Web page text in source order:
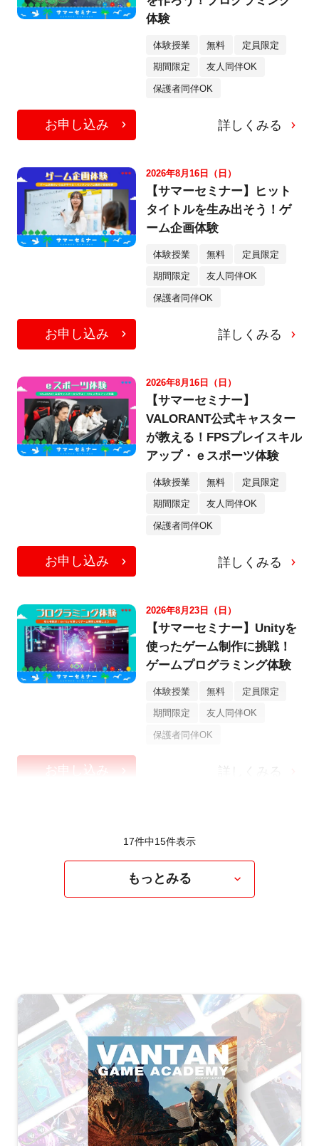
体験
体験授業 無料 定員限定
期間限定 友人同伴OK
保護者同伴OK
お申し込み 詳しくみる
2026年8月16日（日）
【サマーセミナー】ヒット
タイトルを生み出そう！ゲ
ーム企画体験
体験授業 無料 定員限定
期間限定 友人同伴OK
保護者同伴OK
お申し込み 詳しくみる
2026年8月16日（日）
【サマーセミナー】
VALORANT公式キャスター
が教える！FPSプレイスキル
アップ・ｅスポーツ体験
体験授業 無料 定員限定
期間限定 友人同伴OK
保護者同伴OK
お申し込み 詳しくみる
2026年8月23日（日）
【サマーセミナー】Unityを
使ったゲーム制作に挑戦！
ゲームプログラミング体験
体験授業 無料 定員限定
期間限定 友人同伴OK
保護者同伴OK
お申し込み 詳しくみる
17件中15件表示
もっとみる